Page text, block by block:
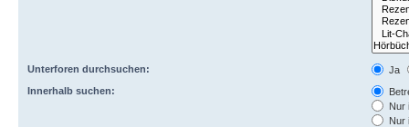
Unterforen durchsuchen:
Ja
Innerhalb suchen:
Nur
Nur